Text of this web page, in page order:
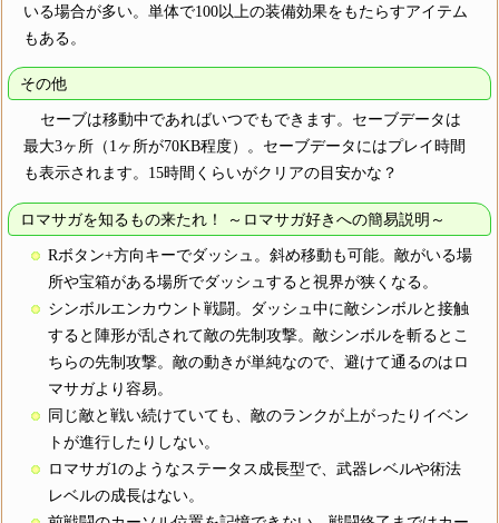
いる場合が多い。単体で100以上の装備効果をもたらすアイテム
もある。
その他
セーブは移動中であればいつでもできます。セーブデータは
最大3ヶ所（1ヶ所が70KB程度）。セーブデータにはプレイ時間
も表示されます。15時間くらいがクリアの目安かな？
ロマサガを知るもの来たれ！ ～ロマサガ好きへの簡易説明～
Rボタン+方向キーでダッシュ。斜め移動も可能。敵がいる場
所や宝箱がある場所でダッシュすると視界が狭くなる。
シンボルエンカウント戦闘。ダッシュ中に敵シンボルと接触
すると陣形が乱されて敵の先制攻撃。敵シンボルを斬るとこ
ちらの先制攻撃。敵の動きが単純なので、避けて通るのはロ
マサガより容易。
同じ敵と戦い続けていても、敵のランクが上がったりイベン
トが進行したりしない。
ロマサガ1のようなステータス成長型で、武器レベルや術法
レベルの成長はない。